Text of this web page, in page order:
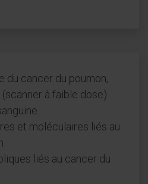
du cancer du poumon,
(scanner à faible dose)
et moléculaires liés au
liés au cancer du